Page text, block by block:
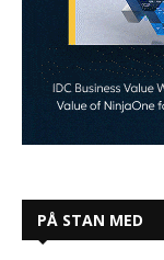
PÅ STAN MED